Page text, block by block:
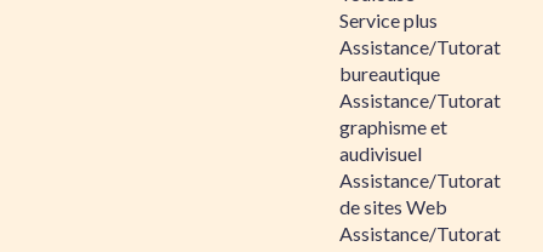
Service plus
Assistance/Tutorat
bureautique
Assistance/Tutorat
graphisme et
audivisuel
Assistance/Tutorat
de sites Web
Assistance/Tutorat